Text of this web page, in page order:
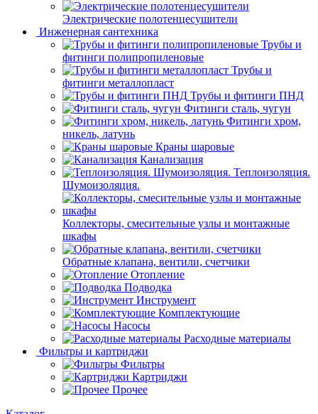
Электрические полотенцесушители
Инженерная сантехника
Трубы и
фитинги полипропиленовые
Трубы и
фитинги металлопласт
Трубы и фитинги ПНД
Фитинги сталь, чугун
Фитинги хром,
никель, латунь
Краны шаровые
Канализация
Теплоизоляция.
Шумоизоляция.
Коллекторы, смесительные узлы и монтажные
шкафы
Обратные клапана, вентили, счетчики
Отопление
Подводка
Инструмент
Комплектующие
Насосы
Расходные материалы
Фильтры и картриджи
Фильтры
Картриджи
Прочее